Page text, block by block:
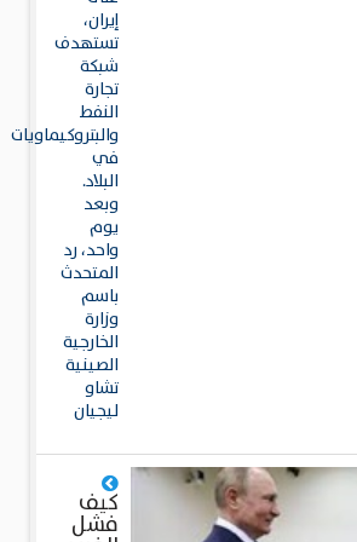
إيران،
تستهدف
شبكة
تجارة
النفط
والبتروكيماويات
في
البلاد.
وبعد
يوم
واحد، رد
المتحدث
باسم
وزارة
الخارجية
الصينية
تشاو
ليجيان
كيف
فشل